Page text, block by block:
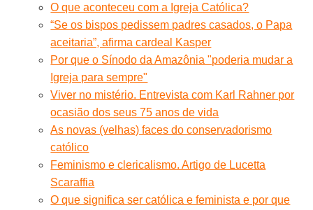
O que aconteceu com a Igreja Católica?
“Se os bispos pedissem padres casados, o Papa
aceitaria”, afirma cardeal Kasper
Por que o Sínodo da Amazônia "poderia mudar a
Igreja para sempre"
Viver no mistério. Entrevista com Karl Rahner por
ocasião dos seus 75 anos de vida
As novas (velhas) faces do conservadorismo
católico
Feminismo e clericalismo. Artigo de Lucetta
Scaraffia
O que significa ser católica e feminista e por que